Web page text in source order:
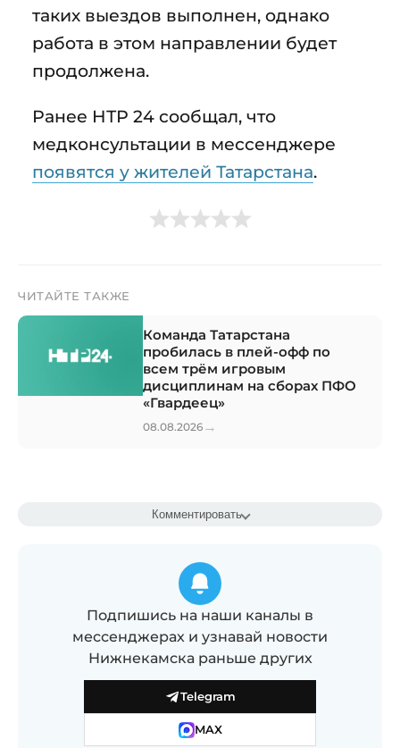
таких выездов выполнен, однако
работа в этом направлении будет
продолжена.
Ранее НТР 24 сообщал, что
медконсультации в мессенджере
появятся у жителей Татарстана.
ЧИТАЙТЕ ТАКЖЕ
Команда Татарстана
пробилась в плей-офф по
всем трём игровым
дисциплинам на сборах ПФО
«Гвардеец»
08.08.2026 →
Комментировать
Подпишись на наши каналы в
мессенджерах и узнавай новости
Нижнекамска раньше других
Telegram
MAX